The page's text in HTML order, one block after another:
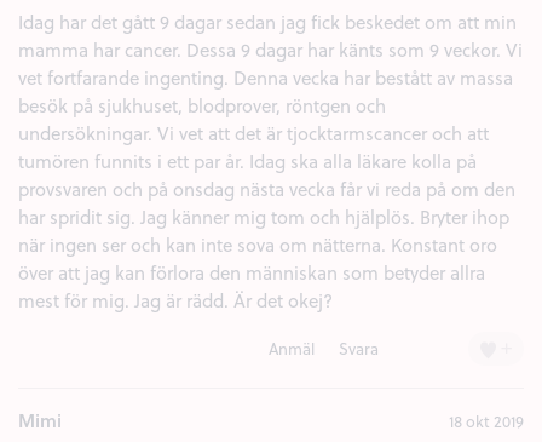
Idag har det gått 9 dagar sedan jag fick beskedet om att min
mamma har cancer. Dessa 9 dagar har känts som 9 veckor. Vi
vet fortfarande ingenting. Denna vecka har bestått av massa
besök på sjukhuset, blodprover, röntgen och
undersökningar. Vi vet att det är tjocktarmscancer och att
tumören funnits i ett par år. Idag ska alla läkare kolla på
provsvaren och på onsdag nästa vecka får vi reda på om den
har spridit sig. Jag känner mig tom och hjälplös. Bryter ihop
när ingen ser och kan inte sova om nätterna. Konstant oro
över att jag kan förlora den människan som betyder allra
mest för mig. Jag är rädd. Är det okej?
Anmäl Svara
Mimi 18 okt 2019